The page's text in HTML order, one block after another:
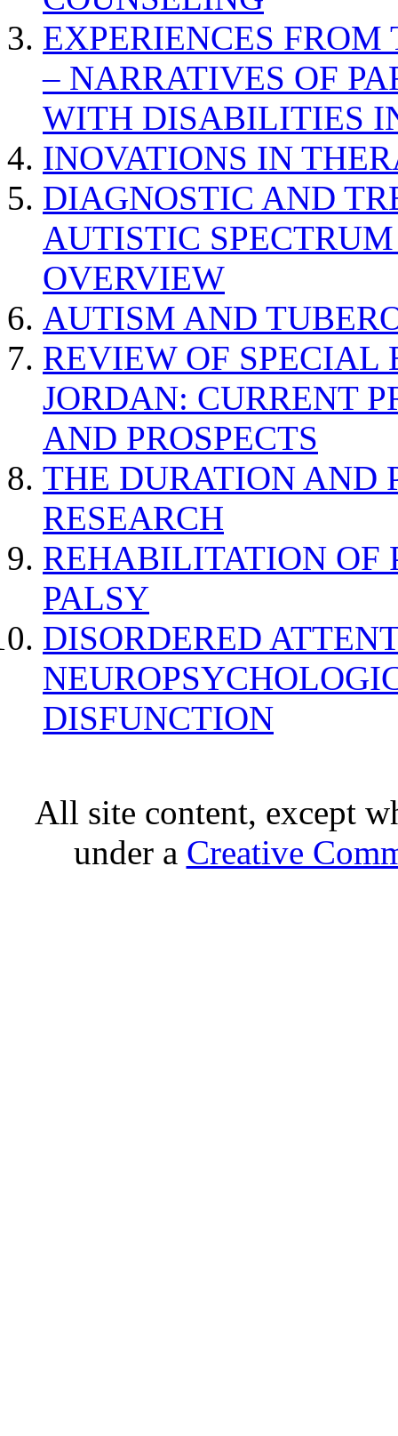
EXPERIENCES
– NARRATIVES OF
WITH DISABILITIES
INOVATIONS IN
DIAGNOSTIC AND
AUTISTIC
OVERVIEW
AUTISM AND
REVIEW OF SPECIAL
JORDAN: CURRENT
AND PROSPECTS
THE DURATION AND
RESEARCH
REHABILITATION OF
PALSY
DISORDERED
DISFUNCTION
All site content, except
under a Creative